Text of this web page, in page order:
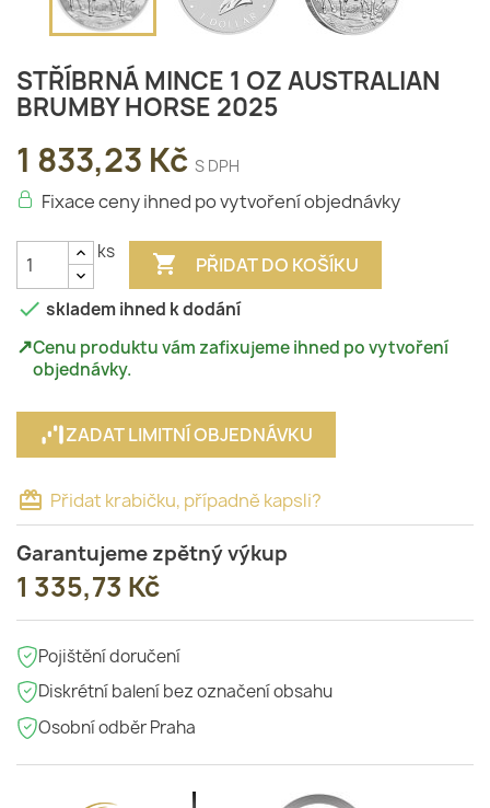
STŘÍBRNÁ MINCE 1 OZ AUSTRALIAN
BRUMBY HORSE 2025
1 833,23 Kč S DPH
Fixace ceny ihned po vytvoření objednávky
ks  PŘIDAT DO KOŠÍKU
 skladem ihned k dodání
↗Cenu produktu vám zafixujeme ihned po vytvoření
objednávky.
ZADAT LIMITNÍ OBJEDNÁVKU
card_giftcard Přidat krabičku, případně kapsli?
Garantujeme zpětný výkup
1 335,73 Kč
Pojištění doručení
Diskrétní balení bez označení obsahu
Osobní odběr Praha